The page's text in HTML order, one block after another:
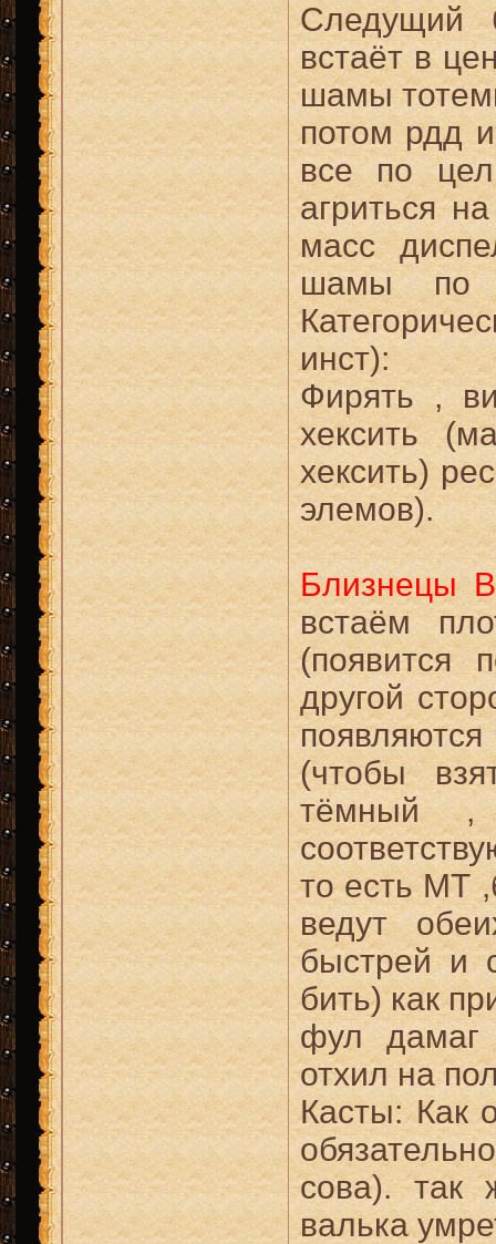
Следущий
встаёт в
шамы
потом рдд
все по
агриться
масс
шамы по
инст):
Фирять ,
хексить
хексить)
элемов).
Близнецы
встаём
(появится
другой
(чтобы
тёмный
то есть МТ
ведут
быстрей и
бить) как
фул
отхил на
Касты: Как
сова). так
валька